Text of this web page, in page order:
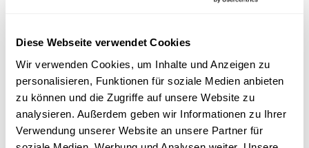
Diese Webseite verwendet Cookies
Wir verwenden Cookies, um Inhalte und Anzeigen zu
personalisieren, Funktionen für soziale Medien anbieten
zu können und die Zugriffe auf unsere Website zu
analysieren. Außerdem geben wir Informationen zu Ihrer
Verwendung unserer Website an unsere Partner für
Wärst du doch der alte Besen!
Immer neue Güsse
bringt er schnell herein,
ach! und hundert Flüsse
stürzen auf mich ein.
Nein, nicht länger